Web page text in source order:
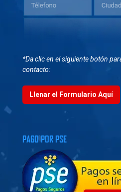
*Da clic en el siguiente botón
contacto:
Llenar el Formulario Aquí
PAGO POR PSE